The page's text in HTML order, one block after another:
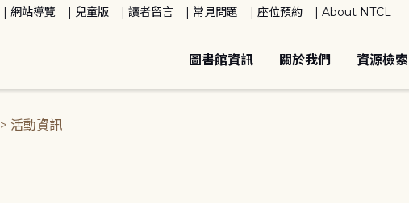
網站導覽 兒童版 讀者留言 常見問題 座位預約 About NTCL
圖書館資訊 關於我們 資源檢索
> 活動資訊